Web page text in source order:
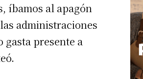
íbamos al apagón
administraciones
presente a